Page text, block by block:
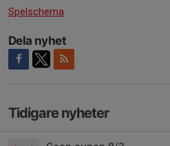
Spelschema
Dela nyhet
Tidigare nyheter